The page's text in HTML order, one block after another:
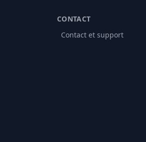
CONTACT
Contact et support